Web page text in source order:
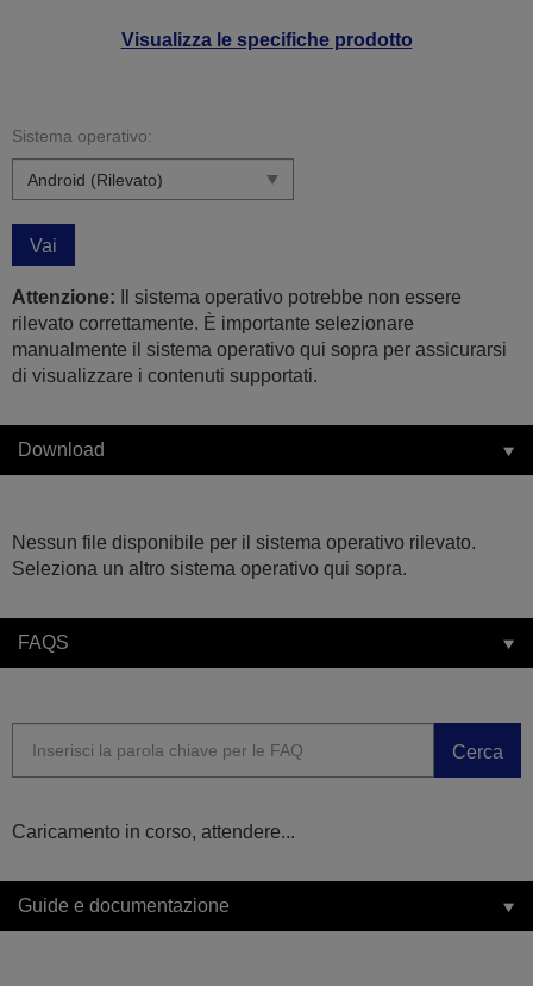
Visualizza le specifiche prodotto
Sistema operativo:
Vai
Attenzione: Il sistema operativo potrebbe non essere
rilevato correttamente. È importante selezionare
manualmente il sistema operativo qui sopra per assicurarsi
di visualizzare i contenuti supportati.
Download
Nessun file disponibile per il sistema operativo rilevato.
Seleziona un altro sistema operativo qui sopra.
FAQS
Cerca
Caricamento in corso, attendere...
Guide e documentazione